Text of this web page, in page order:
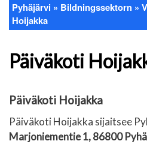
Länkstig
Pyhäjärvi Bildningssektorn
Hoijakka
Päiväkoti
Päiväkoti Hoijakka
Päiväkoti Hoijakka sijaitsee
Marjoniementie 1, 86800